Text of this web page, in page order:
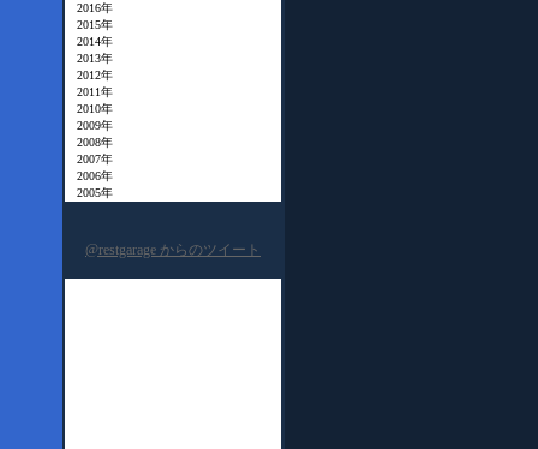
2016年
2015年
2014年
2013年
2012年
2011年
2010年
2009年
2008年
2007年
2006年
2005年
@restgarage からのツイート